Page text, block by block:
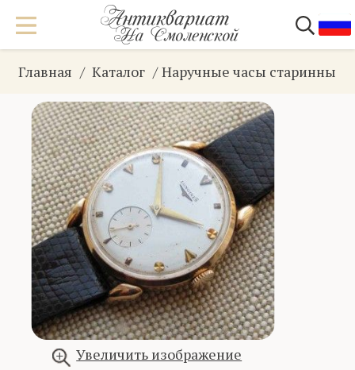
Главная Каталог Наручные часы старинные
Увеличить изображение